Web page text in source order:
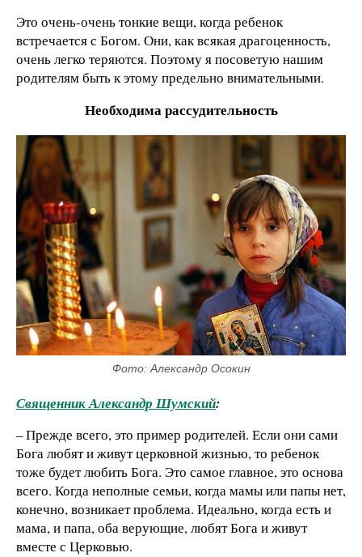
Это очень-очень тонкие вещи, когда ребенок
встречается с Богом. Они, как всякая драгоценность,
очень легко теряются. Поэтому я посоветую нашим
родителям быть к этому предельно внимательными.
Необходима рассудительность
Фото: Александр Осокин
Священник Александр Шумский:
– Прежде всего, это пример родителей. Если они сами
Бога любят и живут церковной жизнью, то ребенок
тоже будет любить Бога. Это самое главное, это основа
всего. Когда неполные семьи, когда мамы или папы нет,
конечно, возникает проблема. Идеально, когда есть и
мама, и папа, оба верующие, любят Бога и живут
вместе с Церковью.